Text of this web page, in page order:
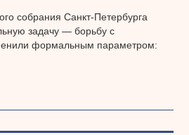
собрания Санкт-Петербурга
задачу — борьбу с
формальным параметром: